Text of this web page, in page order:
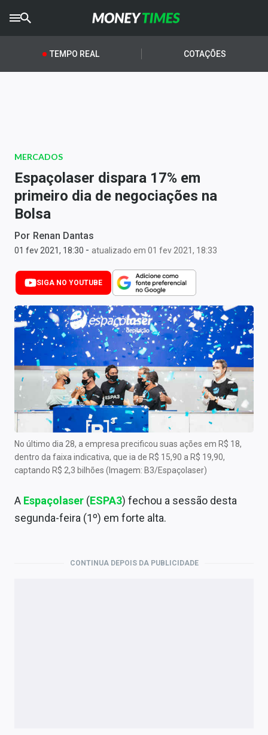
CRYPTOTIMES
AGROTIMES
Newsletters
Money Trader
Anuncie
Últimas Notícias
Newsletters
Cotações
Comprar ou vender?
Carteiras Recomendadas
Central de Dividendos
Central de Fundos Imobiliários
Central dos IPOs
Renda Fixa
Mercados
TEMPO REAL COTAÇÕES
MERCADOS
Espaçolaser dispara 17% em
primeiro dia de negociações na
Bolsa
Por Renan Dantas
01 fev 2021, 18:30 - atualizado em 01 fev 2021, 18:33
SIGA NO YOUTUBE
No último dia 28, a empresa precificou suas ações em R$ 18,
dentro da faixa indicativa, que ia de R$ 15,90 a R$ 19,90,
captando R$ 2,3 bilhões (Imagem: B3/Espaçolaser)
A Espaçolaser (ESPA3) fechou a sessão desta
segunda-feira (1º) em forte alta.
CONTINUA DEPOIS DA PUBLICIDADE